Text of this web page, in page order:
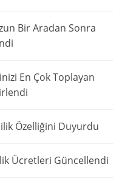
Bir Aradan Sonra
En Çok Toplayan
Özelliğini Duyurdu
Ücretleri Güncellendi